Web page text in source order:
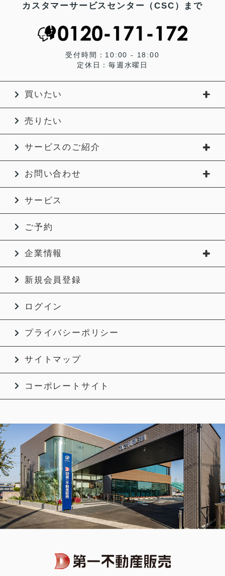
カスタマーサービスセンター（CSC）まで
受付時間：10:00 - 18:00
定休日：毎週水曜日
買いたい
売りたい
サービスのご紹介
お問い合わせ
サービス
ご予約
企業情報
新規会員登録
ログイン
プライバシーポリシー
サイトマップ
コーポレートサイト